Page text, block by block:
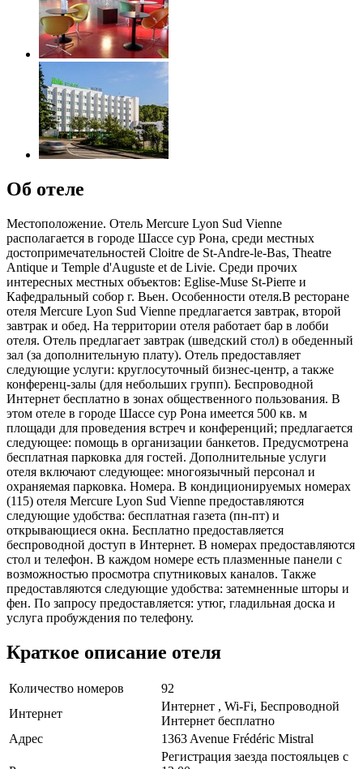
Об отеле
Местоположение. Отель Mercure Lyon Sud Vienne
располагается в городе Шассе сур Рона, среди местных
достопримечательностей Cloitre de St-Andre-le-Bas, Theatre
Antique и Temple d'Auguste et de Livie. Среди прочих
интересных местных объектов: Eglise-Muse St-Pierre и
Кафедральный собор г. Вьен. Особенности отеля.В ресторане
отеля Mercure Lyon Sud Vienne предлагается завтрак, второй
завтрак и обед. На территории отеля работает бар в лобби
отеля. Отель предлагает завтрак (шведский стол) в обеденный
зал (за дополнительную плату). Отель предоставляет
следующие услуги: круглосуточный бизнес-центр, а также
конференц-залы (для небольших групп). Беспроводной
Интернет бесплатно в зонах общественного пользования. В
этом отеле в городе Шассе сур Рона имеется 500 кв. м
площади для проведения встреч и конференций; предлагается
следующее: помощь в организации банкетов. Предусмотрена
бесплатная парковка для гостей. Дополнительные услуги
отеля включают следующее: многоязычный персонал и
охраняемая парковка. Номера. В кондиционируемых номерах
(115) отеля Mercure Lyon Sud Vienne предоставляются
следующие удобства: бесплатная газета (пн-пт) и
открывающиеся окна. Бесплатно предоставляется
беспроводной доступ в Интернет. В номерах предоставляются
стол и телефон. В каждом номере есть плазменные панели с
возможностью просмотра спутниковых каналов. Также
предоставляются следующие удобства: затемненные шторы и
фен. По запросу предоставляется: утюг, гладильная доска и
услуга пробуждения по телефону.
Краткое описание отеля
Количество номеров
92
Интернет
Интернет , Wi-Fi, Беспроводной
Интернет бесплатно
Адрес
1363 Avenue Frédéric Mistral
Регистрация заезда постояльцев с